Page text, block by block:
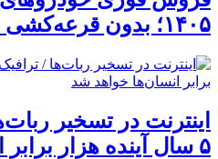
۱۴۰۵؛ بدون قرعه‌کشی و حساب وکالتی
اینترنت در تسخیر
۵ سال آینده هزار برابر انسان‌ها خواهد شد